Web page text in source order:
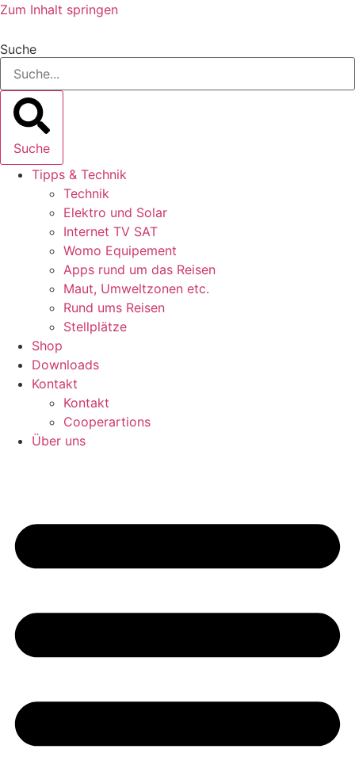
Zum Inhalt springen
Suche
Suche
Tipps & Technik
Technik
Elektro und Solar
Internet TV SAT
Womo Equipement
Apps rund um das Reisen
Maut, Umweltzonen etc.
Rund ums Reisen
Stellplätze
Shop
Downloads
Kontakt
Kontakt
Cooperartions
Über uns